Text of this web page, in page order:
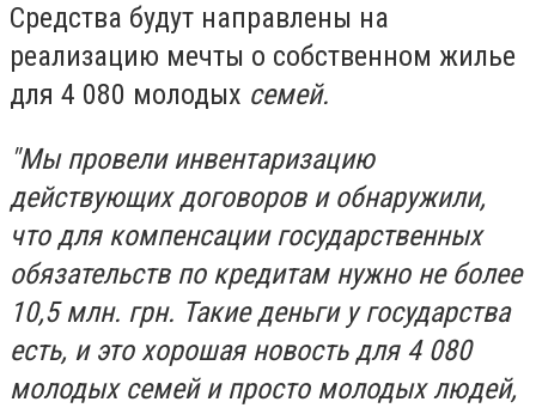
Средства будут направлены на
реализацию мечты о собственном жилье
для 4 080 молодых семей.
"Мы провели инвентаризацию
действующих договоров и обнаружили,
что для компенсации государственных
обязательств по кредитам нужно не более
10,5 млн. грн. Такие деньги у государства
есть, и это хорошая новость для 4 080
молодых семей и просто молодых людей,